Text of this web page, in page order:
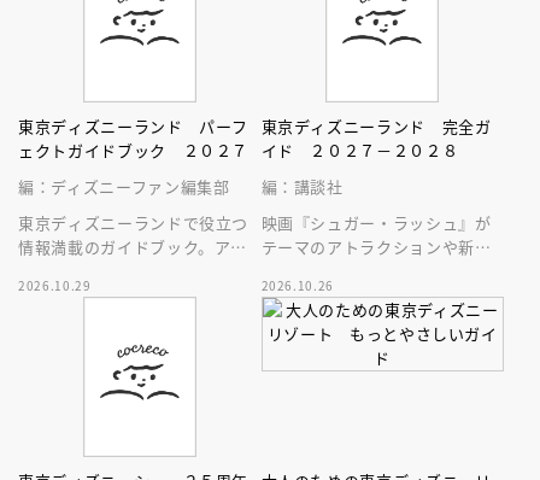
東京ディズニーランド パーフ
ェクトガイドブック ２０２７
編：ディズニーファン編集部
東京ディズニーランドで役立つ
情報満載のガイドブック。アト
ン、グッズまでが１冊に！
2026.10.29
東京ディズニーランド 完全ガ
イド ２０２７－２０２８
編：講談社
映画『シュガー・ラッシュ』が
テーマのアトラクションや新生
東京ディズニーランドの最新情
報をお届け！
2026.10.26